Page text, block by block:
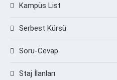
Kampüs List
Serbest Kürsü
Soru-Cevap
Staj İlanları